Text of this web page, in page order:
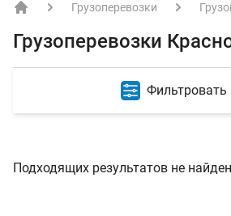
Грузоперевозки
Грузоперевозки
Фильтровать
Подходящих результатов не